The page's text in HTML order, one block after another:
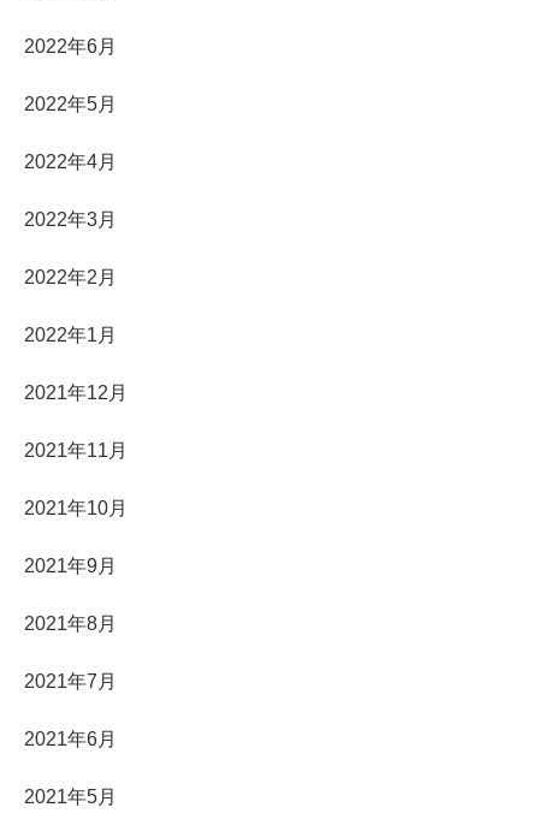
2022年6月
2022年5月
2022年4月
2022年3月
2022年2月
2022年1月
2021年12月
2021年11月
2021年10月
2021年9月
2021年8月
2021年7月
2021年6月
2021年5月